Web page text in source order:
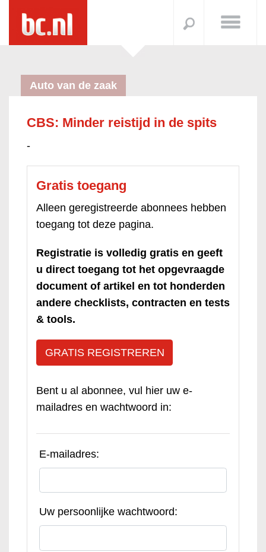
Auto van de zaak
CBS: Minder reistijd in de spits
-
Gratis toegang
Alleen geregistreerde abonnees hebben
toegang tot deze pagina.
Registratie is volledig gratis en geeft
u direct toegang tot het opgevraagde
document of artikel en tot honderden
andere checklists, contracten en tests
& tools.
GRATIS REGISTREREN
Bent u al abonnee, vul hier uw e-
mailadres en wachtwoord in:
E-mailadres:
Uw persoonlijke wachtwoord: